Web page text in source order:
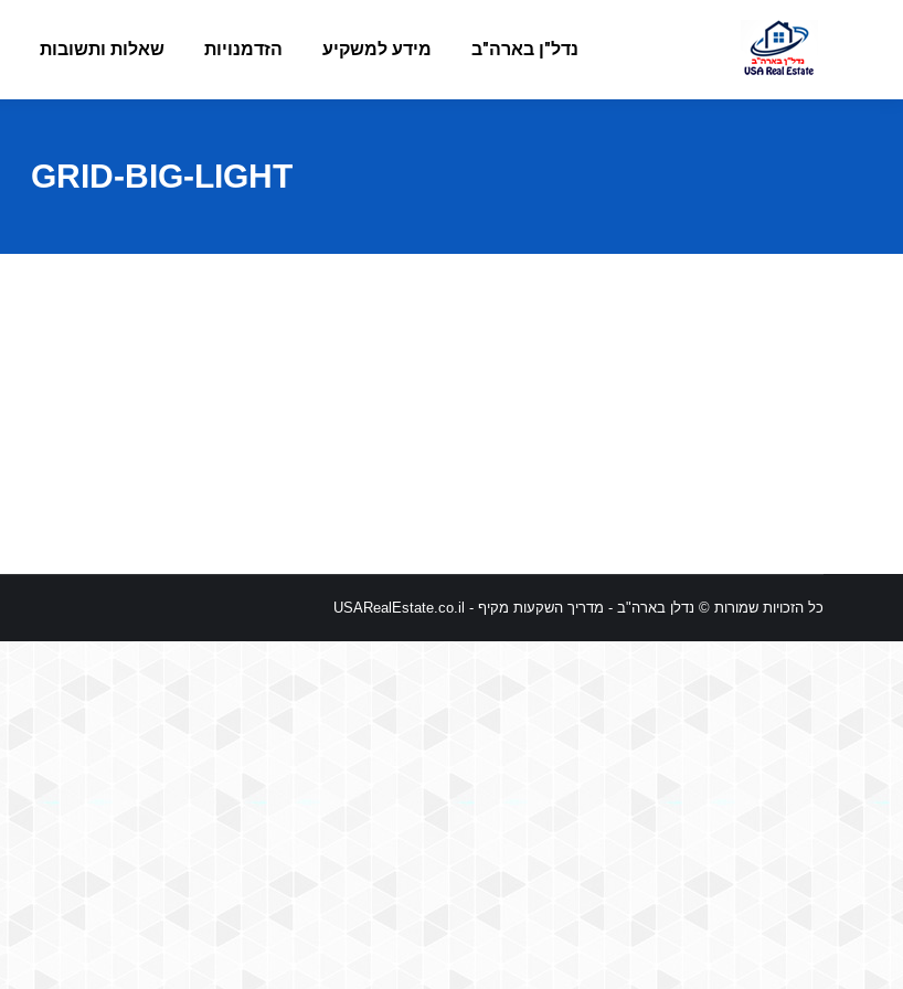
נדל"ן בארה"ב מידע למשקיע הזדמנויות שאלות ותשובות
GRID-BIG-LIGHT
כל הזכויות שמורות © נדלן בארה"ב - מדריך השקעות מקיף - USARealEstate.co.il